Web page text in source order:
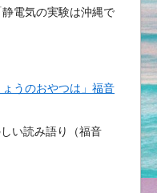
電気の実験は沖縄で
うのおやつは」福音
い読み語り（福音